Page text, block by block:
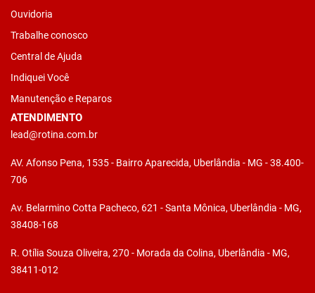
Ouvidoria
Trabalhe conosco
Central de Ajuda
Indiquei Você
Manutenção e Reparos
ATENDIMENTO
lead@rotina.com.br
AV. Afonso Pena, 1535 - Bairro Aparecida, Uberlândia - MG - 38.400-
706
Av. Belarmino Cotta Pacheco, 621 - Santa Mônica, Uberlândia - MG,
38408-168
R. Otília Souza Oliveira, 270 - Morada da Colina, Uberlândia - MG,
38411-012